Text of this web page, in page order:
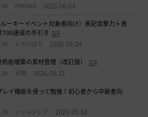
FRESIA3 2026.06.04
ルーキーイベント対象者向け）表記攻撃力＋表
700達成の手引き
くろいばら 2026.05.24
船増築の素材管理（改訂版）
氷鏡 2026.05.21
レイ機能を使って勉強！初心者から中級者向
シャルグレア 2026.05.18